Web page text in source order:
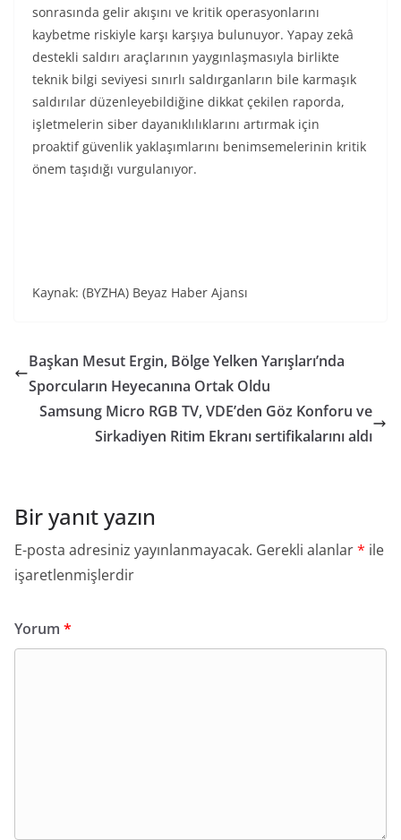
sonrasında gelir akışını ve kritik operasyonlarını
kaybetme riskiyle karşı karşıya bulunuyor. Yapay zekâ
destekli saldırı araçlarının yaygınlaşmasıyla birlikte
teknik bilgi seviyesi sınırlı saldırganların bile karmaşık
saldırılar düzenleyebildiğine dikkat çekilen raporda,
işletmelerin siber dayanıklılıklarını artırmak için
proaktif güvenlik yaklaşımlarını benimsemelerinin kritik
önem taşıdığı vurgulanıyor.
Kaynak: (BYZHA) Beyaz Haber Ajansı
Başkan Mesut Ergin, Bölge Yelken Yarışları’nda
Sporcuların Heyecanına Ortak Oldu
Samsung Micro RGB TV, VDE’den Göz Konforu ve
Sirkadiyen Ritim Ekranı sertifikalarını aldı
Bir yanıt yazın
E-posta adresiniz yayınlanmayacak. Gerekli alanlar* ile
işaretlenmişlerdir
Yorum *